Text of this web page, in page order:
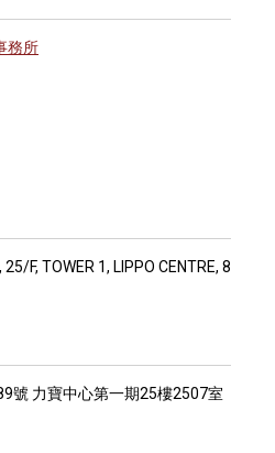
務所
F, TOWER 1, LIPPO CENTRE, 89
號 力寶中心第一期25樓2507室